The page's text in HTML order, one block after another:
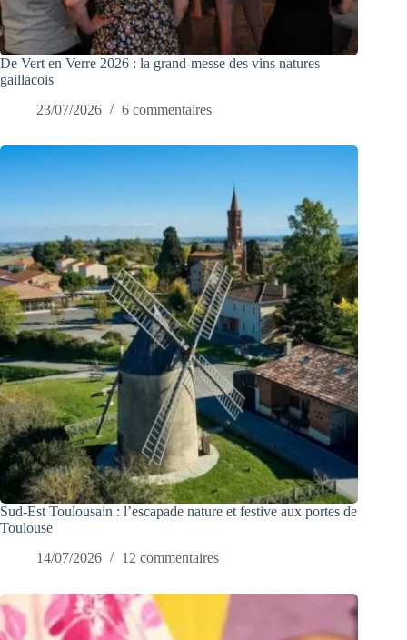
De Vert en Verre 2026 : la grand-messe des vins natures
gaillacois
23/07/2026
6 commentaires
Sud-Est Toulousain : l’escapade nature et festive aux portes de
Toulouse
14/07/2026
12 commentaires